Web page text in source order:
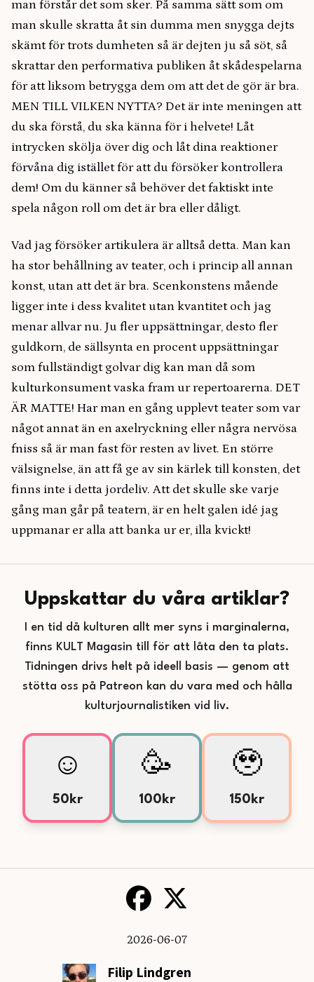
man förstår det som sker. På samma sätt som om
man skulle skratta åt sin dumma men snygga dejts
skämt för trots dumheten så är dejten ju så söt, så
skrattar den performativa publiken åt skådespelarna
för att liksom betrygga dem om att det de gör är bra.
MEN TILL VILKEN NYTTA? Det är inte meningen att
du ska förstå, du ska känna för i helvete! Låt
intrycken skölja över dig och låt dina reaktioner
förvåna dig istället för att du försöker kontrollera
dem! Om du känner så behöver det faktiskt inte
spela någon roll om det är bra eller dåligt.
Vad jag försöker artikulera är alltså detta. Man kan
ha stor behållning av teater, och i princip all annan
konst, utan att det är bra. Scenkonstens mående
ligger inte i dess kvalitet utan kvantitet och jag
menar allvar nu. Ju fler uppsättningar, desto fler
guldkorn, de sällsynta en procent uppsättningar
som fullständigt golvar dig kan man då som
kulturkonsument vaska fram ur repertoarerna. DET
ÄR MATTE! Har man en gång upplevt teater som var
något annat än en axelryckning eller några nervösa
fniss så är man fast för resten av livet. En större
välsignelse, än att få ge av sin kärlek till konsten, det
finns inte i detta jordeliv. Att det skulle ske varje
gång man går på teatern, är en helt galen idé jag
uppmanar er alla att banka ur er, illa kvickt!
Uppskattar du våra artiklar?
I en tid då kulturen allt mer syns i marginalerna,
finns KULT Magasin till för att låta den ta plats.
Tidningen drivs helt på ideell basis — genom att
stötta oss på Patreon kan du vara med och hålla
kulturjournalistiken vid liv.
☺️
50kr
🥳
100kr
🥹
150kr
2026-06-07
Filip Lindgren